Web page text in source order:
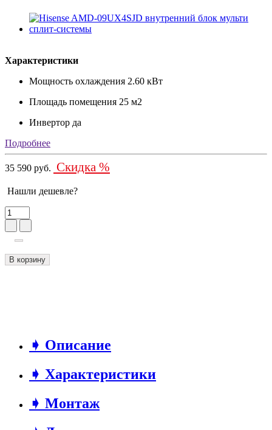
Характеристики
Мощность охлаждения 2.60 кВт
Площадь помещения 25 м2
Инвертор да
Подробнее
35 590 руб. Скидка %
Нашли дешевле?
В корзину
➧ Описание
➧ Характеристики
➧ Монтаж